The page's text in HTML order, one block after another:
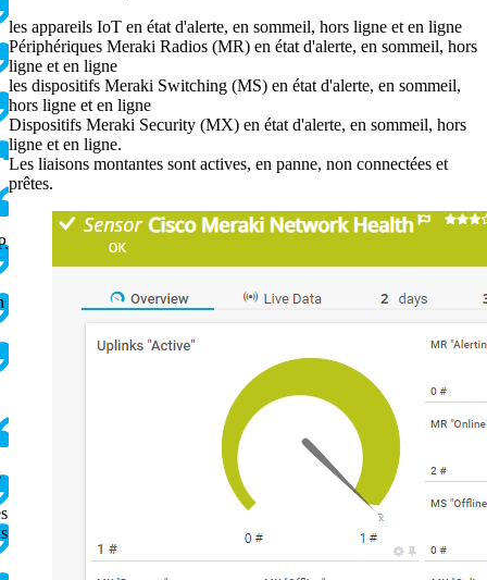
les appareils IoT en état d'alerte, en sommeil, hors ligne et en ligne
Périphériques Meraki Radios (MR) en état d'alerte, en sommeil, hors
ligne et en ligne
les dispositifs Meraki Switching (MS) en état d'alerte, en sommeil,
hors ligne et en ligne
Dispositifs Meraki Security (MX) en état d'alerte, en sommeil, hors
ligne et en ligne.
Les liaisons montantes sont actives, en panne, non connectées et
prêtes.